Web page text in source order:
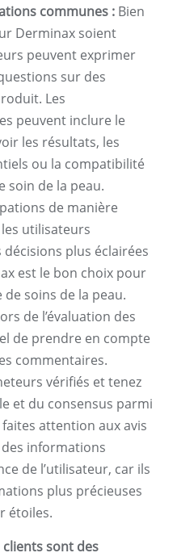
communes : Bien
Derminax soient
peuvent exprimer
sur des
Les
peuvent inclure le
les résultats, les
ou la compatibilité
soin de la peau.
de manière
utilisateurs
plus éclairées
est le bon choix pour
soins de la peau.
de l’évaluation des
de prendre en compte
commentaires.
vérifiés et tenez
et du consensus parmi
attention aux avis
informations
de l’utilisateur, car ils
plus précieuses
étoiles.
clients sont des